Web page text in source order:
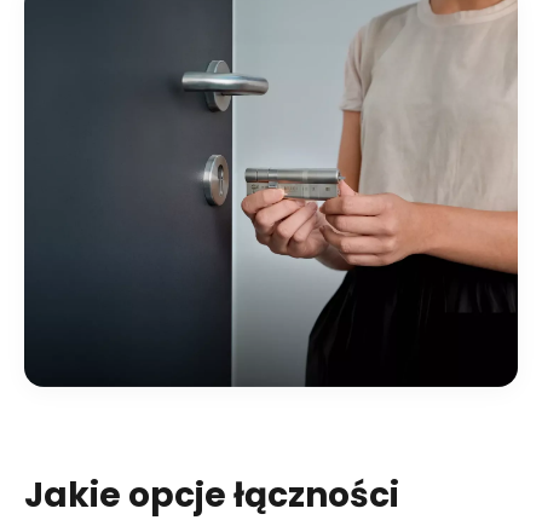
Jakie opcje łączności